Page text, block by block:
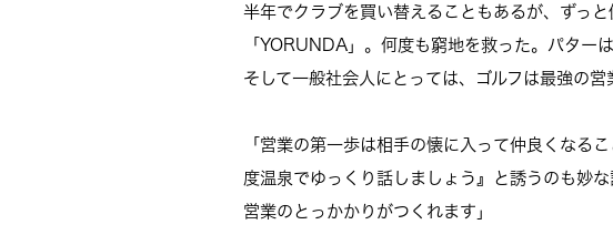
半年でクラブを買い替えることもあるが、ずっ
「YORUNDA」。何度も窮地を救った。パター
そして一般社会人にとっては、ゴルフは最強の営
「営業の第一歩は相手の懐に入って仲良くなる
度温泉でゆっくり話しましょう』と誘うのも妙
営業のとっかかりがつくれます」